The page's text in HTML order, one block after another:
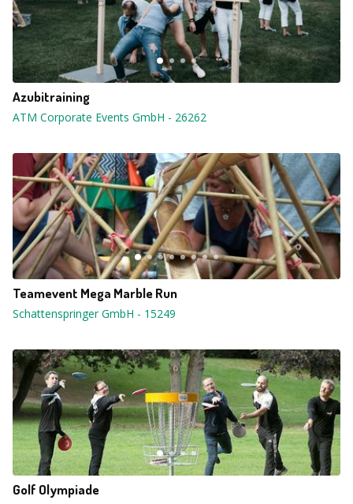
Azubitraining
ATM Corporate Events GmbH - 26262
Teamevent Mega Marble Run
Schattenspringer GmbH - 15249
Golf Olympiade